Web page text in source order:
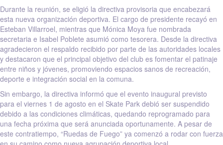
Durante la reunión, se eligió la directiva provisoria que encabezará
esta nueva organización deportiva. El cargo de presidente recayó en
Esteban Villarroel, mientras que Mónica Moya fue nombrada
secretaria e Isabel Poblete asumió como tesorera. Desde la directiva
agradecieron el respaldo recibido por parte de las autoridades locales
y destacaron que el principal objetivo del club es fomentar el patinaje
entre niños y jóvenes, promoviendo espacios sanos de recreación,
deporte e integración social en la comuna.
Sin embargo, la directiva informó que el evento inaugural previsto
para el viernes 1 de agosto en el Skate Park debió ser suspendido
debido a las condiciones climáticas, quedando reprogramado para
una fecha próxima que será anunciada oportunamente. A pesar de
este contratiempo, “Ruedas de Fuego” ya comenzó a rodar con fuerza